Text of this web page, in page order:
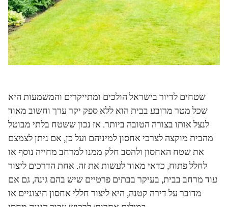
שטחים לדיור בישראל הולכים ומתייקרים והמשמעות היא
שכל מטר מרובע בבית הוא ללא ספק יקר ערך וחשוב מאוד
לנצל אותו בצורה הטובה ביותר. אז נכון ששטח בלתי מבוטל
מהבית מוקצה לצרכי אחסון למיניהם ועל כן, אם ניתן לצמצם
את שטח האחסון ולהסב חלק ממנו למרחב מחייה נוסף או
לחלל פתוח, כדאי מאוד לעשות את זה. אחת הדרכים ליצור
עוד מרחב בבית, בעיקר בבתים פרטיים שיש בהם גינה, גם אם
מדובר על דירה קטנה, היא ליצור חללי אחסון חיצוניים או